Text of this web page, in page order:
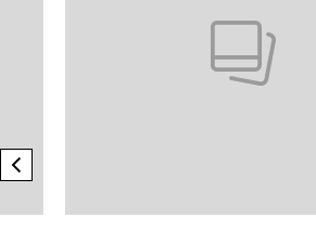
previous element